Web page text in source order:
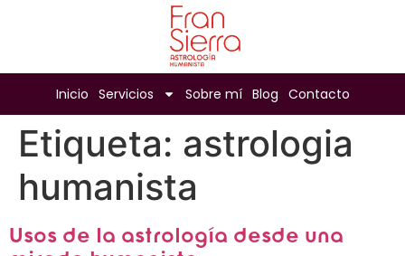
Inicio Servicios Sobre mí Blog Contacto
Etiqueta: astrologia
humanista
Usos de la astrología desde una